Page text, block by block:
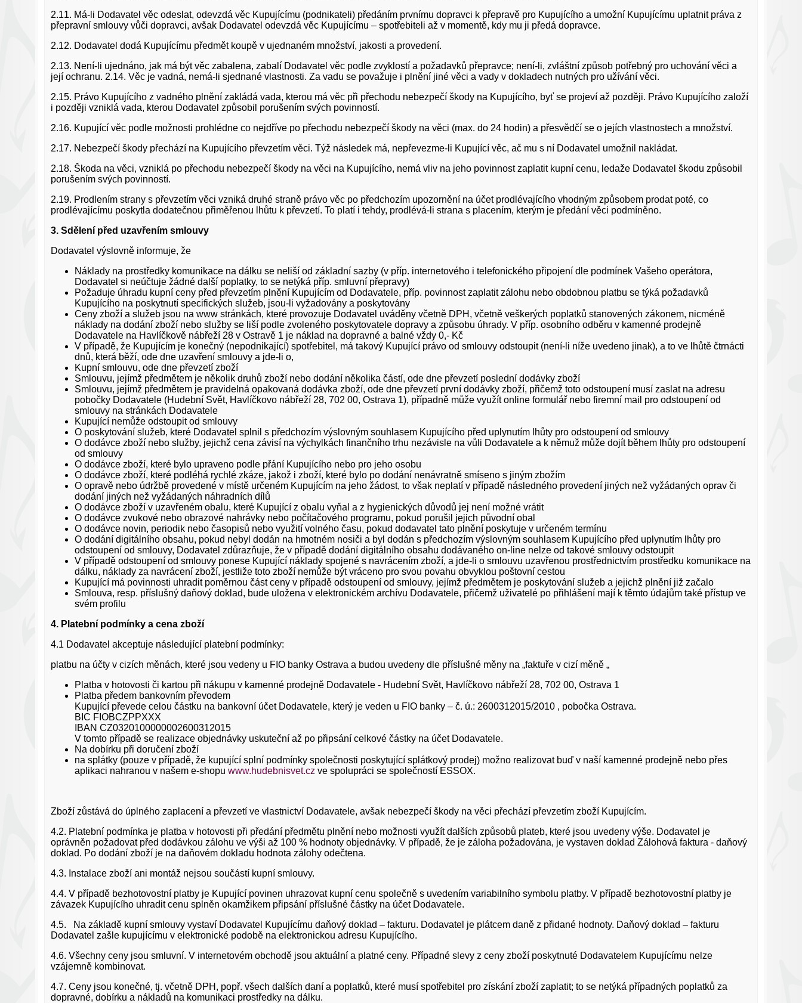
2.11. Má-li Dodavatel věc odeslat, odevzdá věc Kupujícímu (podnikateli) předáním prvnímu dopravci k přepravě pro Kupujícího a umožní Kupujícímu uplatnit práva z
přepravní smlouvy vůči dopravci, avšak Dodavatel odevzdá věc Kupujícímu – spotřebiteli až v momentě, kdy mu ji předá dopravce.
2.12. Dodavatel dodá Kupujícímu předmět koupě v ujednaném množství, jakosti a provedení.
2.13. Není-li ujednáno, jak má být věc zabalena, zabalí Dodavatel věc podle zvyklostí a požadavků přepravce; není-li, zvláštní způsob potřebný pro uchování věci a
její ochranu. 2.14. Věc je vadná, nemá-li sjednané vlastnosti. Za vadu se považuje i plnění jiné věci a vady v dokladech nutných pro užívání věci.
2.15. Právo Kupujícího z vadného plnění zakládá vada, kterou má věc při přechodu nebezpečí škody na Kupujícího, byť se projeví až později. Právo Kupujícího založí
i později vzniklá vada, kterou Dodavatel způsobil porušením svých povinností.
2.16. Kupující věc podle možnosti prohlédne co nejdříve po přechodu nebezpečí škody na věci (max. do 24 hodin) a přesvědčí se o jejích vlastnostech a množství.
2.17. Nebezpečí škody přechází na Kupujícího převzetím věci. Týž následek má, nepřevezme-li Kupující věc, ač mu s ní Dodavatel umožnil nakládat.
2.18. Škoda na věci, vzniklá po přechodu nebezpečí škody na věci na Kupujícího, nemá vliv na jeho povinnost zaplatit kupní cenu, ledaže Dodavatel škodu způsobil
porušením svých povinností.
2.19. Prodlením strany s převzetím věci vzniká druhé straně právo věc po předchozím upozornění na účet prodlévajícího vhodným způsobem prodat poté, co
prodlévajícímu poskytla dodatečnou přiměřenou lhůtu k převzetí. To platí i tehdy, prodlévá-li strana s placením, kterým je předání věci podmíněno.
3. Sdělení před uzavřením smlouvy
Dodavatel výslovně informuje, že
Náklady na prostředky komunikace na dálku se neliší od základní sazby (v příp. internetového i telefonického připojení dle podmínek Vašeho operátora,
Dodavatel si neúčtuje žádné další poplatky, to se netýká příp. smluvní přepravy)
Požaduje úhradu kupní ceny před převzetím plnění Kupujícím od Dodavatele, příp. povinnost zaplatit zálohu nebo obdobnou platbu se týká požadavků
Kupujícího na poskytnutí specifických služeb, jsou-li vyžadovány a poskytovány
Ceny zboží a služeb jsou na www stránkách, které provozuje Dodavatel uváděny včetně DPH, včetně veškerých poplatků stanovených zákonem, nicméně
náklady na dodání zboží nebo služby se liší podle zvoleného poskytovatele dopravy a způsobu úhrady. V příp. osobního odběru v kamenné prodejně
Dodavatele na Havlíčkově nábřeží 28 v Ostravě 1 je náklad na dopravné a balné vždy 0,- Kč
V případě, že Kupujícím je konečný (nepodnikající) spotřebitel, má takový Kupující právo od smlouvy odstoupit (není-li níže uvedeno jinak), a to ve lhůtě čtrnácti
dnů, která běží, ode dne uzavření smlouvy a jde-li o,
Kupní smlouvu, ode dne převzetí zboží
Smlouvu, jejímž předmětem je několik druhů zboží nebo dodání několika částí, ode dne převzetí poslední dodávky zboží
Smlouvu, jejímž předmětem je pravidelná opakovaná dodávka zboží, ode dne převzetí první dodávky zboží, přičemž toto odstoupení musí zaslat na adresu
pobočky Dodavatele (Hudební Svět, Havlíčkovo nábřeží 28, 702 00, Ostrava 1), případně může využít online formulář nebo firemní mail pro odstoupení od
smlouvy na stránkách Dodavatele
Kupující nemůže odstoupit od smlouvy
O poskytování služeb, které Dodavatel splnil s předchozím výslovným souhlasem Kupujícího před uplynutím lhůty pro odstoupení od smlouvy
O dodávce zboží nebo služby, jejichž cena závisí na výchylkách finančního trhu nezávisle na vůli Dodavatele a k němuž může dojít během lhůty pro odstoupení
od smlouvy
O dodávce zboží, které bylo upraveno podle přání Kupujícího nebo pro jeho osobu
O dodávce zboží, které podléhá rychlé zkáze, jakož i zboží, které bylo po dodání nenávratně smíseno s jiným zbožím
O opravě nebo údržbě provedené v místě určeném Kupujícím na jeho žádost, to však neplatí v případě následného provedení jiných než vyžádaných oprav či
dodání jiných než vyžádaných náhradních dílů
O dodávce zboží v uzavřeném obalu, které Kupující z obalu vyňal a z hygienických důvodů jej není možné vrátit
O dodávce zvukové nebo obrazové nahrávky nebo počítačového programu, pokud porušil jejich původní obal
O dodávce novin, periodik nebo časopisů nebo využití volného času, pokud dodavatel tato plnění poskytuje v určeném termínu
O dodání digitálního obsahu, pokud nebyl dodán na hmotném nosiči a byl dodán s předchozím výslovným souhlasem Kupujícího před uplynutím lhůty pro
odstoupení od smlouvy, Dodavatel zdůrazňuje, že v případě dodání digitálního obsahu dodávaného on-line nelze od takové smlouvy odstoupit
V případě odstoupení od smlouvy ponese Kupující náklady spojené s navrácením zboží, a jde-li o smlouvu uzavřenou prostřednictvím prostředku komunikace na
dálku, náklady za navrácení zboží, jestliže toto zboží nemůže být vráceno pro svou povahu obvyklou poštovní cestou
Kupující má povinnosti uhradit poměrnou část ceny v případě odstoupení od smlouvy, jejímž předmětem je poskytování služeb a jejichž plnění již začalo
Smlouva, resp. příslušný daňový doklad, bude uložena v elektronickém archívu Dodavatele, přičemž uživatelé po přihlášení mají k těmto údajům také přístup ve
svém profilu
4. Platební podmínky a cena zboží
4.1 Dodavatel akceptuje následující platební podmínky:
platbu na účty v cizích měnách, které jsou vedeny u FIO banky Ostrava a budou uvedeny dle příslušné měny na „faktuře v cizí měně „
Platba v hotovosti či kartou při nákupu v kamenné prodejně Dodavatele - Hudební Svět, Havlíčkovo nábřeží 28, 702 00, Ostrava 1
Platba předem bankovním převodem
Kupující převede celou částku na bankovní účet Dodavatele, který je veden u FIO banky – č. ú.: 2600312015/2010 , pobočka Ostrava.
BIC FIOBCZPPXXX
IBAN CZ0320100000002600312015
V tomto případě se realizace objednávky uskuteční až po připsání celkové částky na účet Dodavatele.
Na dobírku při doručení zboží
na splátky (pouze v případě, že kupující splní podmínky společnosti poskytující splátkový prodej) možno realizovat buď v naší kamenné prodejně nebo přes
aplikaci nahranou v našem e-shopu www.hudebnisvet.cz ve spolupráci se společností ESSOX.
Zboží zůstává do úplného zaplacení a převzetí ve vlastnictví Dodavatele, avšak nebezpečí škody na věci přechází převzetím zboží Kupujícím.
4.2. Platební podmínka je platba v hotovosti při předání předmětu plnění nebo možnosti využít dalších způsobů plateb, které jsou uvedeny výše. Dodavatel je
oprávněn požadovat před dodávkou zálohu ve výši až 100 % hodnoty objednávky. V případě, že je záloha požadována, je vystaven doklad Zálohová faktura - daňový
doklad. Po dodání zboží je na daňovém dokladu hodnota zálohy odečtena.
4.3. Instalace zboží ani montáž nejsou součástí kupní smlouvy.
4.4. V případě bezhotovostní platby je Kupující povinen uhrazovat kupní cenu společně s uvedením variabilního symbolu platby. V případě bezhotovostní platby je
závazek Kupujícího uhradit cenu splněn okamžikem připsání příslušné částky na účet Dodavatele.
4.5. Na základě kupní smlouvy vystaví Dodavatel Kupujícímu daňový doklad – fakturu. Dodavatel je plátcem daně z přidané hodnoty. Daňový doklad – fakturu
Dodavatel zašle kupujícímu v elektronické podobě na elektronickou adresu Kupujícího.
4.6. Všechny ceny jsou smluvní. V internetovém obchodě jsou aktuální a platné ceny. Případné slevy z ceny zboží poskytnuté Dodavatelem Kupujícímu nelze
vzájemně kombinovat.
4.7. Ceny jsou konečné, tj. včetně DPH, popř. všech dalších daní a poplatků, které musí spotřebitel pro získání zboží zaplatit; to se netýká případných poplatků za
dopravné, dobírku a nákladů na komunikaci prostředky na dálku.